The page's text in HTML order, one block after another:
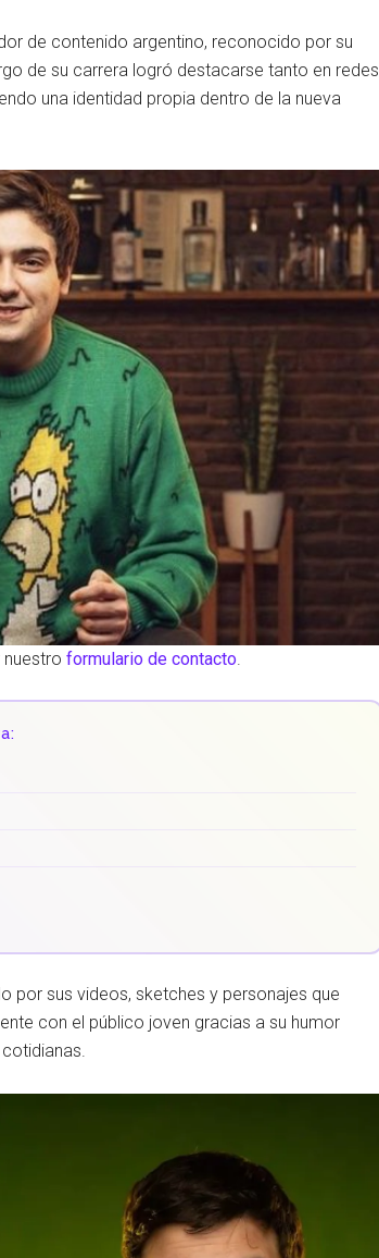
de contenido argentino, reconocido por su
de su carrera logró destacarse tanto en redes
una identidad propia dentro de la nueva
formulario de contacto.
por sus videos, sketches y personajes que
con el público joven gracias a su humor